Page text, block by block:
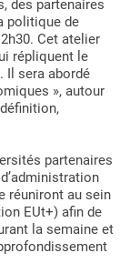
des partenaires
politique de
Cet atelier
répliquent le
Il sera abordé
», autour
partenaires
réuniront au sein
EUt+) afin de
la semaine et